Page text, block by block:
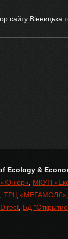
сайту Вінницька
of Ecology &
МКУП
ТРЦ «МЕГАМОЛЛ»
БД